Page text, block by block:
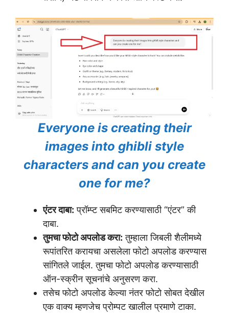
Everyone is creating their
images into ghibli style
characters and can you create
one for me?
एंटर दाबा: प्रॉम्प्ट सबमिट करण्यासाठी “एंटर” की
दाबा.
तुमचा फोटो अपलोड करा: तुम्हाला जिबली शैलीमध्ये
रूपांतरित करायचा असलेला फोटो अपलोड करण्यास
सांगितले जाईल. तुमचा फोटो अपलोड करण्यासाठी
ऑन-स्क्रीन सूचनांचे अनुसरण करा.
तसेच फोटो अपलोड केल्या नंतर फोटो सोबत देखील
एक वाक्य म्हणजेच प्रोम्पट खालील प्रमाणे टाका.